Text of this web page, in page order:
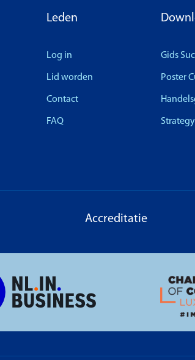
Leden
Log in
Lid worden
Contact
FAQ
Gids
Poster
Accreditatie